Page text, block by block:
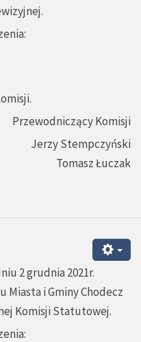
Przewodniczący Komisji
Jerzy Stempczyński
Tomasz Łuczak
2 grudnia 2021r.
Miasta i Gminy Chodecz
Komisji Statutowej.